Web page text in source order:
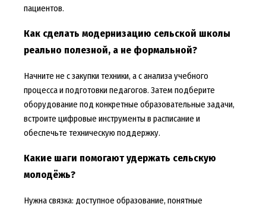
пациентов.
Как сделать модернизацию сельской школы
реально полезной, а не формальной?
Начните не с закупки техники, а с анализа учебного
процесса и подготовки педагогов. Затем подберите
оборудование под конкретные образовательные задачи,
встроите цифровые инструменты в расписание и
обеспечьте техническую поддержку.
Какие шаги помогают удержать сельскую
молодёжь?
Нужна связка: доступное образование, понятные